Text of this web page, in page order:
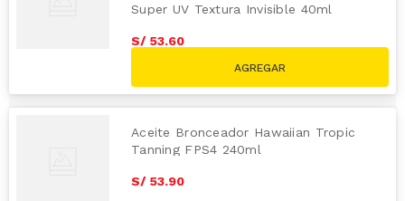
Super UV Textura Invisible 40ml
S/ 53.60
Aceite Bronceador Hawaiian Tropic
Tanning FPS4 240ml
S/ 53.90